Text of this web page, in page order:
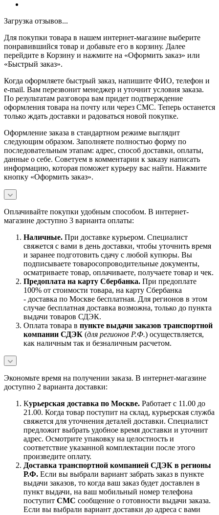
Загрузка отзывов...
Для покупки товара в нашем интернет-магазине выберите
понравившийся товар и добавьте его в корзину. Далее
перейдите в Корзину и нажмите на «Оформить заказ» или
«Быстрый заказ».
Когда оформляете быстрый заказ, напишите ФИО, телефон и
e-mail. Вам перезвонит менеджер и уточнит условия заказа.
По результатам разговора вам придет подтверждение
оформления товара на почту или через СМС. Теперь останется
только ждать доставки и радоваться новой покупке.
Оформление заказа в стандартном режиме выглядит
следующим образом. Заполняете полностью форму по
последовательным этапам: адрес, способ доставки, оплаты,
данные о себе. Советуем в комментарии к заказу написать
информацию, которая поможет курьеру вас найти. Нажмите
кнопку «Оформить заказ».
Оплачивайте покупки удобным способом. В интернет-
магазине доступно 3 варианта оплаты:
Наличные. При доставке курьером. Специалист
свяжется с вами в день доставки, чтобы уточнить время
и заранее подготовить сдачу с любой купюры. Вы
подписываете товаросопроводительные документы,
осматриваете товар, оплачиваете, получаете товар и чек.
Предоплата на карту Сбербанка. При предоплате
100% от стоимости товара, на карту Сбербанка
- доставка по Москве бесплатная. Для регионов в этом
случае бесплатная доставка возможна, только до пункта
выдачи товаров СДЭК.
Оплата товара в пункте выдачи заказов транспортной
компании СДЭК (для регионов Р.Ф.) осуществляется,
как наличным так и безналичным расчетом.
Экономьте время на получении заказа. В интернет-магазине
доступно 2 варианта доставки:
Курьерская доставка по Москве. Работает с 11.00 до
21.00. Когда товар поступит на склад, курьерская служба
свяжется для уточнения деталей доставки. Специалист
предложит выбрать удобное время доставки и уточнит
адрес. Осмотрите упаковку на целостность и
соответствие указанной комплектации после этого
произведите оплату.
Доставка транспортной компанией СДЭК в регионы
Р.Ф. Если вы выбрали вариант забрать заказ в пункте
выдачи заказов, то когда ваш заказ будет доставлен в
пункт выдачи, на ваш мобильный номер телефона
поступит СМС сообщение о готовности выдачи заказа.
Если вы выбрали вариант доставки до адреса с вами